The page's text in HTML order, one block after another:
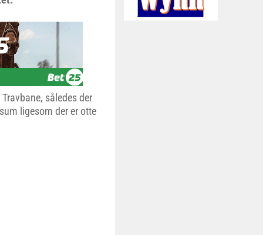
således der
ligesom der er otte